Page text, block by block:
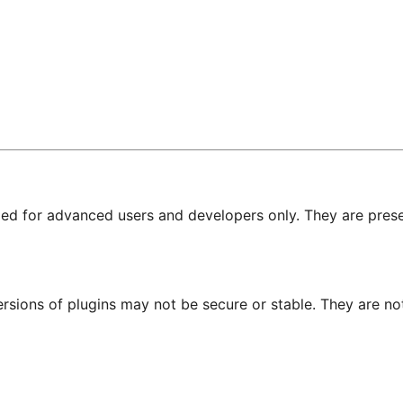
for advanced users and developers only. They are
of plugins may not be secure or stable. They are